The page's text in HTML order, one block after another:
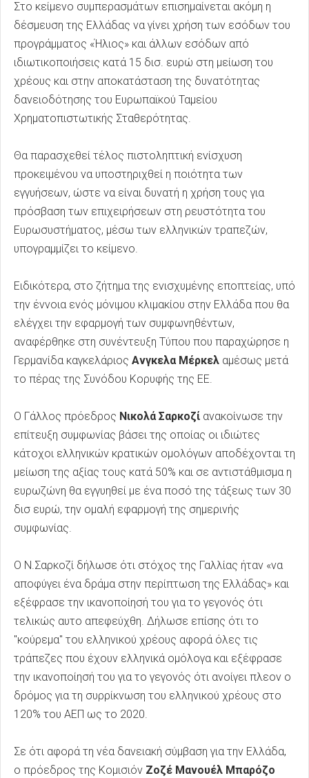
Στο κείμενο συμπερασμάτων επισημαίνεται ακόμη η
δέσμευση της Ελλάδας να γίνει χρήση των εσόδων του
προγράμματος «Ήλιος» και άλλων εσόδων από
ιδιωτικοποιήσεις κατά 15 δισ. ευρώ στη μείωση του
χρέους και στην αποκατάσταση της δυνατότητας
δανειοδότησης του Ευρωπαϊκού Ταμείου
Χρηματοπιστωτικής Σταθερότητας.
Θα παρασχεθεί τέλος πιστοληπτική ενίσχυση
προκειμένου να υποστηριχθεί η ποιότητα των
εγγυήσεων, ώστε να είναι δυνατή η χρήση τους για
πρόσβαση των επιχειρήσεων στη ρευστότητα του
Ευρωσυστήματος, μέσω των ελληνικών τραπεζών,
υπογραμμίζει το κείμενο.
Ειδικότερα, στο ζήτημα της ενισχυμένης εποπτείας, υπό
την έννοια ενός μόνιμου κλιμακίου στην Ελλάδα που θα
ελέγχει την εφαρμογή των συμφωνηθέντων,
αναφέρθηκε στη συνέντευξη Τύπου που παραχώρησε η
Γερμανίδα καγκελάριος Ανγκελα Μέρκελ αμέσως μετά
το πέρας της Συνόδου Κορυφής της ΕΕ.
Ο Γάλλος πρόεδρος Νικολά Σαρκοζί ανακοίνωσε την
επίτευξη συμφωνίας βάσει της οποίας οι ιδιώτες
κάτοχοι ελληνικών κρατικών ομολόγων αποδέχονται τη
μείωση της αξίας τους κατά 50% και σε αντιστάθμισμα η
ευρωζώνη θα εγγυηθεί με ένα ποσό της τάξεως των 30
δισ ευρώ, την ομαλή εφαρμογή της σημερινής
συμφωνίας.
Ο Ν.Σαρκοζί δήλωσε ότι στόχος της Γαλλίας ήταν «να
αποφύγει ένα δράμα στην περίπτωση της Ελλάδας» και
εξέφρασε την ικανοποίησή του για το γεγονός ότι
τελικώς αυτο απεφεύχθη. Δήλωσε επίσης ότι το
"κούρεμα" του ελληνικού χρέους αφορά όλες τις
τράπεζες που έχουν ελληνικά ομόλογα και εξέφρασε
την ικανοποίησή του για το γεγονός ότι ανοίγει πλεον ο
δρόμος για τη συρρίκνωση του ελληνικού χρέους στο
120% του ΑΕΠ ως το 2020.
Σε ότι αφορά τη νέα δανειακή σύμβαση για την Ελλάδα,
ο πρόεδρος της Κομισιόν Ζοζέ Μανουέλ Μπαρόζο